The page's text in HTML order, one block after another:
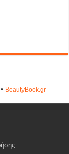
ΒeautyΒook.gr